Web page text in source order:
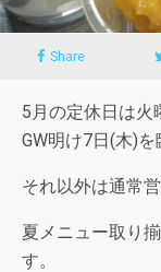
Share
5月の定休日は火
GW明け7日(木)
それ以外は通常
夏メニュー取り
す。